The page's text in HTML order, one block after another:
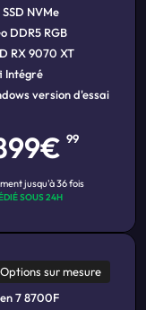
SSD NVMe
DDR5 RGB
RX 9070 XT
Intégré
version d'essai
99
jusqu'à 36 fois
SOUS 24H
Options sur mesure
7 8700F